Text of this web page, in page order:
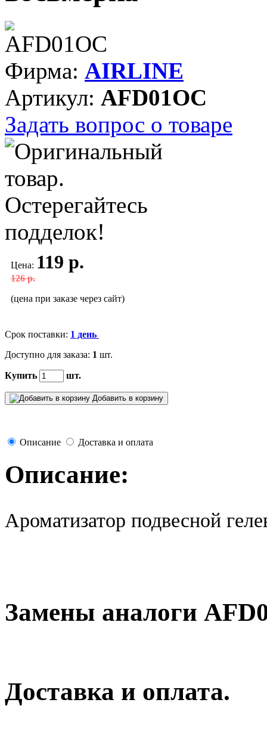
Фирма: AIRLINE
Артикул: AFD01OC
Задать вопрос о товаре
Цена: 119 р.
126 р.
(цена при заказе через сайт)
Срок поставки: 1 день
Доступно для заказа: 1 шт.
Купить шт.
Добавить в корзину
Описание Доставка и оплата
Описание:
Ароматизатор подвесной
Замены аналоги
Доставка и оплата.